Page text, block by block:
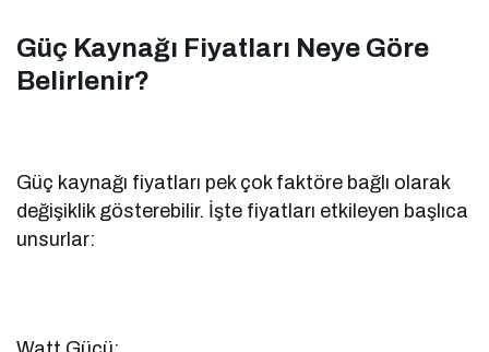
Güç Kaynağı Fiyatları Neye Göre
Belirlenir?
Güç kaynağı fiyatları pek çok faktöre bağlı olarak
değişiklik gösterebilir. İşte fiyatları etkileyen başlıca
unsurlar: